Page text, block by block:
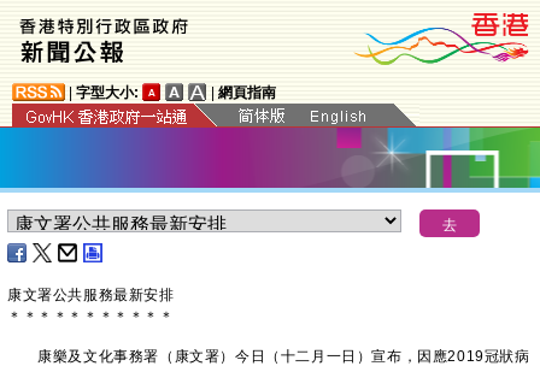
字型大小: 網頁指南
康文署公共服務最新安排
＊ ＊ ＊ ＊ ＊ ＊ ＊ ＊ ＊ ＊ ＊
康樂及文化事務署（康文署）今日（十二月一日）宣布，因應2019冠狀病